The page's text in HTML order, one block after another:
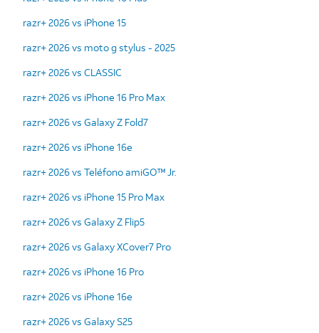
razr+ 2026 vs iPhone 15
razr+ 2026 vs moto g stylus - 2025
razr+ 2026 vs CLASSIC
razr+ 2026 vs iPhone 16 Pro Max
razr+ 2026 vs Galaxy Z Fold7
razr+ 2026 vs iPhone 16e
razr+ 2026 vs Teléfono amiGO™ Jr.
razr+ 2026 vs iPhone 15 Pro Max
razr+ 2026 vs Galaxy Z Flip5
razr+ 2026 vs Galaxy XCover7 Pro
razr+ 2026 vs iPhone 16 Pro
razr+ 2026 vs iPhone 16e
razr+ 2026 vs Galaxy S25